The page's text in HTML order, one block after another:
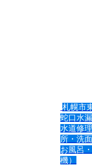
札幌市
蛇口水
水道修
所・洗
お風呂
機）